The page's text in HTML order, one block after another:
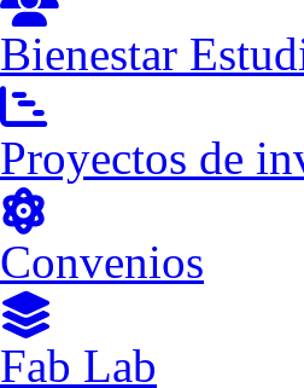
Bienestar
Proyectos de
Convenios
Fab Lab